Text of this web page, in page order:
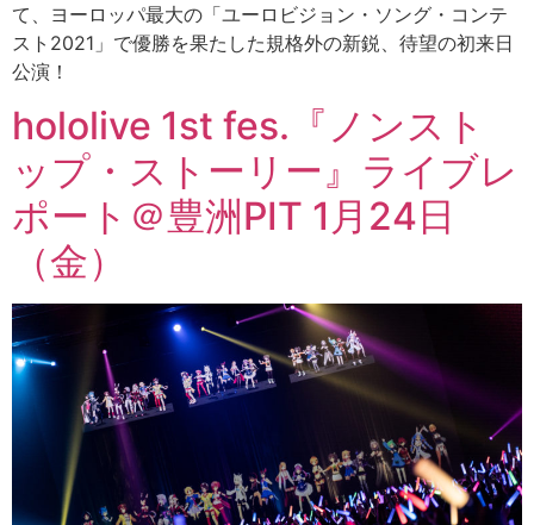
て、ヨーロッパ最大の「ユーロビジョン・ソング・コンテ
スト2021」で優勝を果たした規格外の新鋭、待望の初来日
公演！
hololive 1st fes.『ノンスト
ップ・ストーリー』ライブレ
ポート＠豊洲PIT 1月24日
（金）